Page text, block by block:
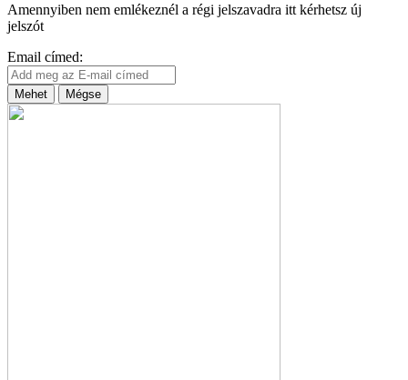
Amennyiben nem emlékeznél a régi jelszavadra itt kérhetsz új
jelszót
Email címed:
Mehet Mégse